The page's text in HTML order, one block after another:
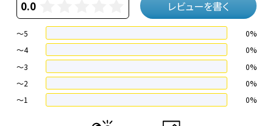
0.0 レビューを書く
～5
0%
～4
0%
〜3
0%
〜2
0%
〜1
0%